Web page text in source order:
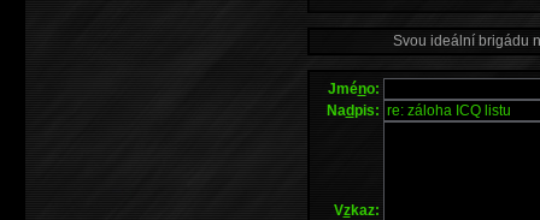
Svou ideální brigádu
Jméno:
Nadpis:
Vzkaz: